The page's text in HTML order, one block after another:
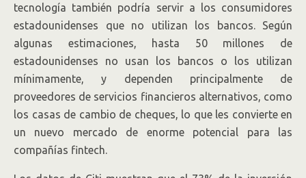
tecnología también podría servir a los consumidores
estadounidenses que no utilizan los bancos. Según
algunas estimaciones, hasta 50 millones de
estadounidenses no usan los bancos o los utilizan
mínimamente, y dependen principalmente de
proveedores de servicios financieros alternativos, como
los casas de cambio de cheques, lo que les convierte en
un nuevo mercado de enorme potencial para las
compañías fintech.